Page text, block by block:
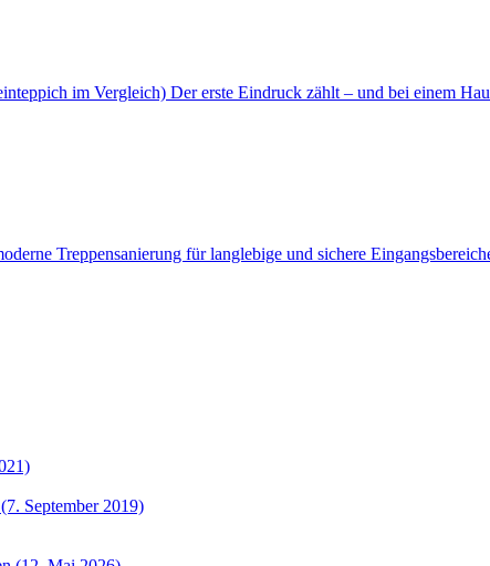
im Vergleich) ​Der erste Eindruck zählt – und bei einem
Treppensanierung für langlebige und sichere
September 2019)